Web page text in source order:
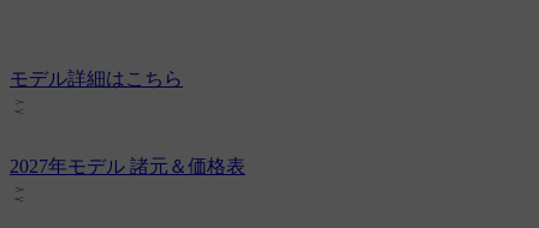
モデル詳細はこちら
2027年モデル 諸元＆価格表